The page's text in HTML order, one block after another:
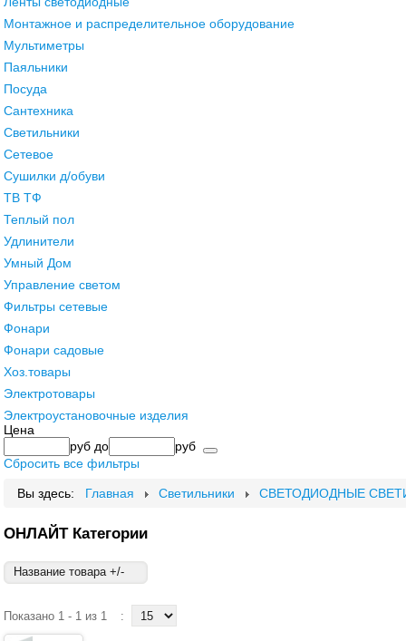
Монтажное и распределительное оборудование
Мультиметры
Паяльники
Посуда
Сантехника
Светильники
Сетевое
Сушилки д/обуви
ТВ ТФ
Теплый пол
Удлинители
Умный Дом
Управление светом
Фильтры сетевые
Фонари
Фонари садовые
Хоз.товары
Электротовары
Электроустановочные изделия
Цена
руб до
руб
Сбросить все фильтры
Вы здесь: Главная Светильники СВЕТОДИОДНЫЕ
ОНЛАЙТ Категории
Название товара +/-
Показано 1 - 1 из 1 :